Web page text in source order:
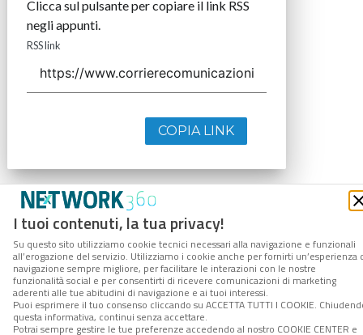
I tuoi contenuti, la tua privacy!
Su questo sito utilizziamo cookie tecnici necessari alla navigazione e funzionali
all’erogazione del servizio. Utilizziamo i cookie anche per fornirti un’esperienza
navigazione sempre migliore, per facilitare le interazioni con le nostre
funzionalità social e per consentirti di ricevere comunicazioni di marketing
aderenti alle tue abitudini di navigazione e ai tuoi interessi.
Puoi esprimere il tuo consenso cliccando su ACCETTA TUTTI I COOKIE.
questa informativa, continui senza accettare.
Potrai sempre gestire le tue preferenze accedendo al nostro COOKIE CENTER e
Clicca sul pulsante per copiare il link RSS
negli appunti.
RSS link
COPIA LINK